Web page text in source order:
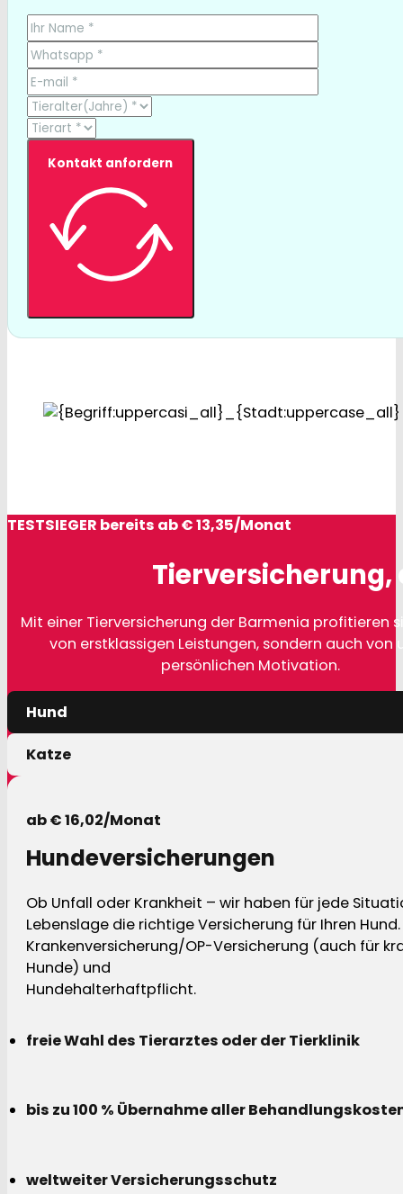
Kontakt anfordern
TESTSIEGER bereits ab € 13,35/Monat
Tierversicherung,
Mit einer Tierversicherung der Barmenia profitieren
von erstklassigen Leistungen, sondern auch von
persönlichen Motivation.
Hund
Katze
ab € 16,02/Monat
Hundeversicherungen
Ob Unfall oder Krankheit – wir haben für jede
Lebenslage die richtige Versicherung für Ihren Hund.
Krankenversicherung/OP-Versicherung (auch für
Hunde) und
Hundehalterhaftpflicht.
freie Wahl des Tierarztes oder der Tierklinik
bis zu 100 % Übernahme aller
weltweiter Versicherungsschutz